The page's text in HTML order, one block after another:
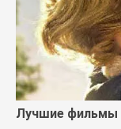
Лучшие фильмы